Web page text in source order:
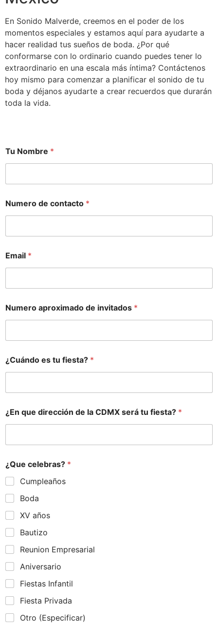
En Sonido Malverde, creemos en el poder de los
momentos especiales y estamos aquí para ayudarte a
hacer realidad tus sueños de boda. ¿Por qué
conformarse con lo ordinario cuando puedes tener lo
extraordinario en una escala más íntima? Contáctenos
hoy mismo para comenzar a planificar el sonido de tu
boda y déjanos ayudarte a crear recuerdos que durarán
toda la vida.
Tu Nombre *
Numero de contacto *
Email *
Numero aproximado de invitados *
¿Cuándo es tu fiesta? *
¿En que dirección de la CDMX será tu fiesta? *
¿Que celebras? *
Cumpleaños
Boda
XV años
Bautizo
Reunion Empresarial
Aniversario
Fiestas Infantil
Fiesta Privada
Otro (Especificar)